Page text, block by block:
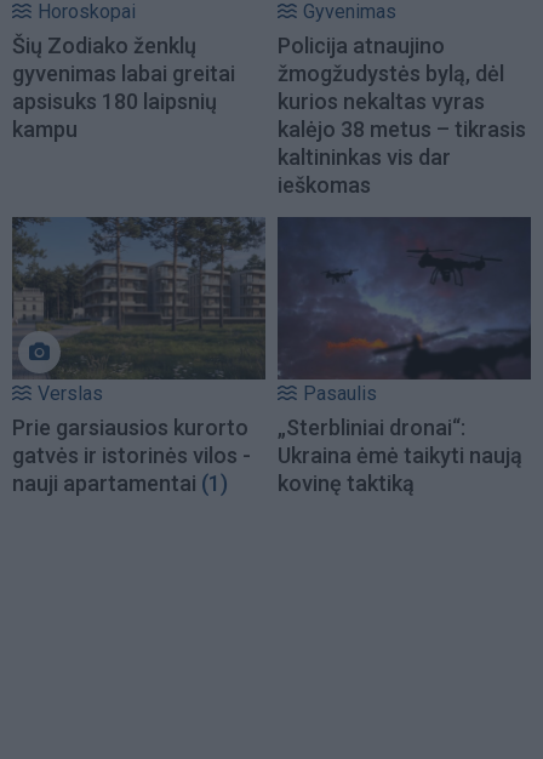
Horoskopai
Šių Zodiako ženklų
gyvenimas labai greitai
apsisuks 180 laipsnių
kampu
Gyvenimas
Policija atnaujino
žmogžudystės bylą, dėl
kurios nekaltas vyras
kalėjo 38 metus – tikrasis
kaltininkas vis dar
ieškomas
Verslas
Prie garsiausios kurorto
gatvės ir istorinės vilos -
nauji apartamentai (1)
Pasaulis
„Sterbliniai dronai“:
Ukraina ėmė taikyti naują
kovinę taktiką